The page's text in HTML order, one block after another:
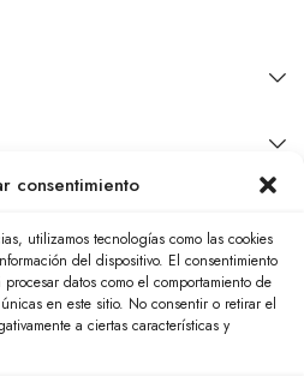
consentimiento
utilizamos tecnologías como las cookies
del dispositivo. El consentimiento
datos como el comportamiento de
en este sitio. No consentir o retirar el
a ciertas características y